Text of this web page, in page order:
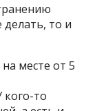
делать, то и
месте от 5
кого-то